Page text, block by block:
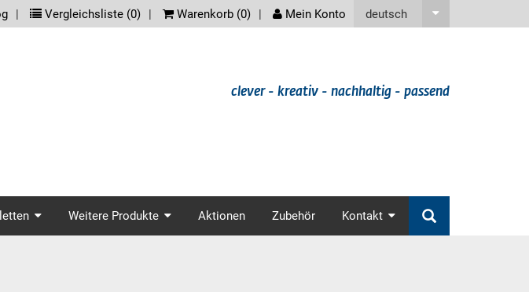
deutsch
Vergleichsliste (0) Warenkorb (0) Mein Konto
clever - kreativ - nachhaltig - passend
Weitere Produkte Aktionen Zubehör Kontakt